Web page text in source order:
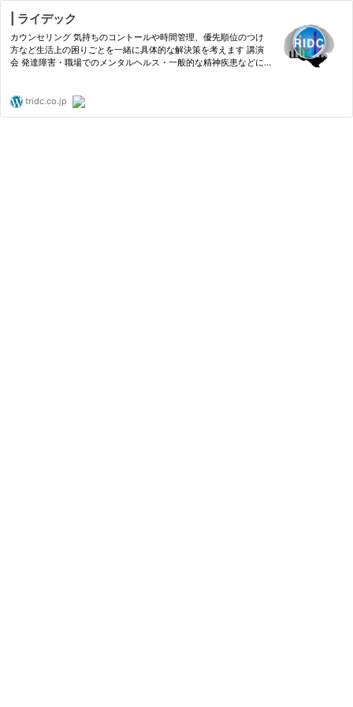
| ライデック
カウンセリング 気持ちのコントールや時間管理、優先順位のつけ
方など生活上の困りごとを一緒に具体的な解決策を考えます 講演
会 発達障害・職場でのメンタルヘルス・一般的な精神疾患などに
tridc.co.jp